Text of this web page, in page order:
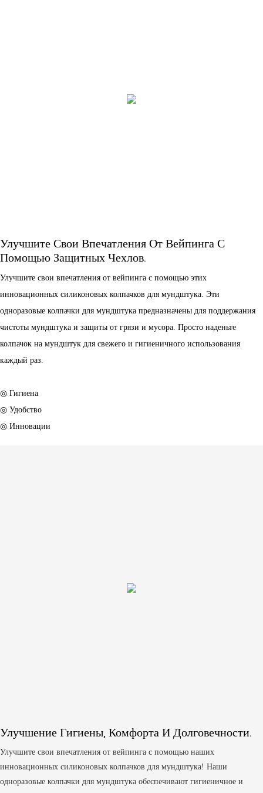
Улучшите Свои Впечатления От Вейпинга С
Помощью Защитных Чехлов.
Улучшите свои впечатления от вейпинга с помощью этих
инновационных силиконовых колпачков для мундштука. Эти
одноразовые колпачки для мундштука предназначены для поддержания
чистоты мундштука и защиты от грязи и мусора. Просто наденьте
колпачок на мундштук для свежего и гигиеничного использования
каждый раз.
◎ Гигиена
◎ Удобство
◎ Инновации
Улучшение Гигиены, Комфорта И Долговечности.
Улучшите свои впечатления от вейпинга с помощью наших
инновационных силиконовых колпачков для мундштука! Наши
одноразовые колпачки для мундштука обеспечивают гигиеничное и